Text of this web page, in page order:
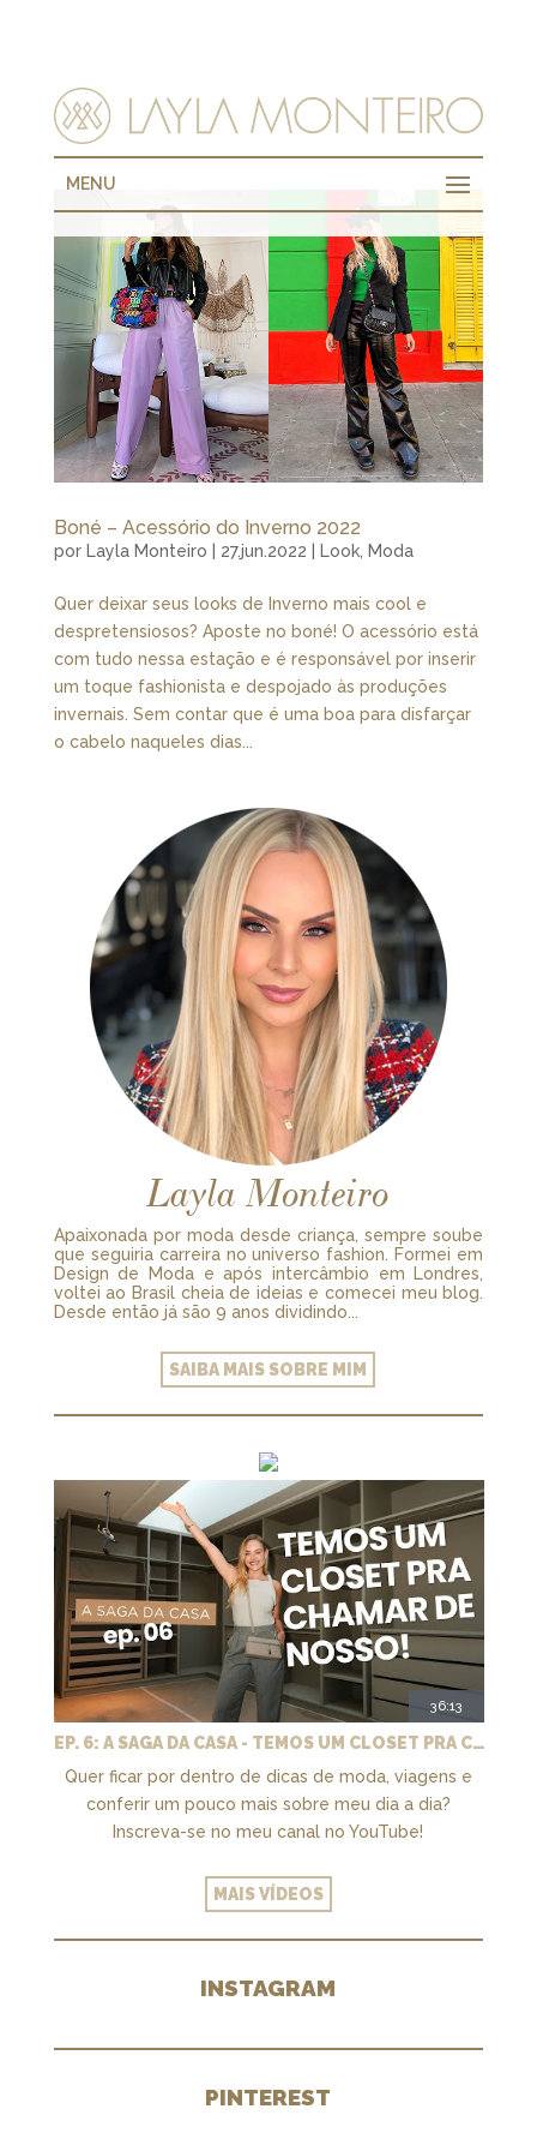
MENU
Boné – Acessório do Inverno 2022
por Layla Monteiro 27.jun.2022 Look, Moda
Quer deixar seus looks de Inverno mais cool e
despretensiosos? Aposte no boné! O acessório está
com tudo nessa estação e é responsável por inserir
um toque fashionista e despojado às produções
invernais. Sem contar que é uma boa para disfarçar
o cabelo naqueles dias...
Layla Monteiro
Apaixonada por moda desde criança, sempre soube
que seguiria carreira no universo fashion. Formei em
Design de Moda e após intercâmbio em Londres,
voltei ao Brasil cheia de ideias e comecei meu blog.
Desde então já são 9 anos dividindo...
SAIBA MAIS SOBRE MIM
36:13
EP. 6: A SAGA DA CASA - TEMOS UM CLOSET PRA CHAMAR DE NOSSO + MARCENARIA E PAISAGISMO
Quer ficar por dentro de dicas de moda, viagens e
conferir um pouco mais sobre meu dia a dia?
Inscreva-se no meu canal no YouTube!
MAIS VÍDEOS
INSTAGRAM
PINTEREST